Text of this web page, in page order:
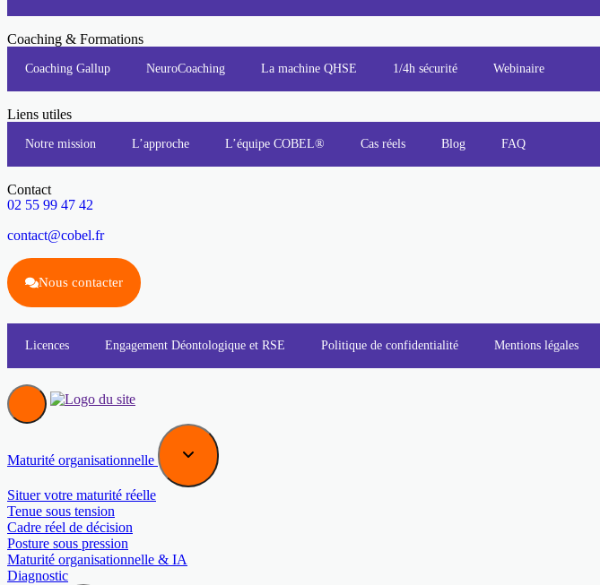
Coaching & Formations
Coaching Gallup NeuroCoaching La machine QHSE 1/4h sécurité Webinaire
Liens utiles
Notre mission L’approche L’équipe COBEL® Cas réels Blog FAQ
Contact
02 55 99 47 42
contact@cobel.fr
Nous contacter
Licences Engagement Déontologique et RSE Politique de confidentialité Mentions légales
Maturité organisationnelle
Situer votre maturité réelle
Tenue sous tension
Cadre réel de décision
Posture sous pression
Maturité organisationnelle & IA
Diagnostic